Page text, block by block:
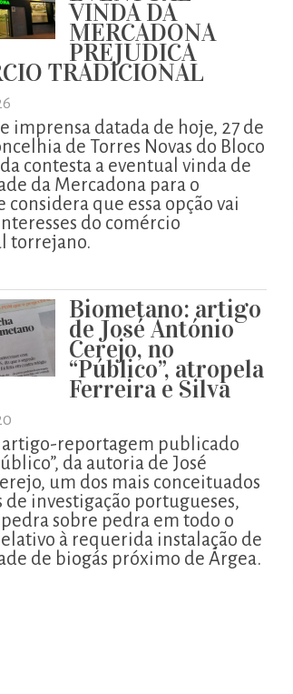
VINDA DA
MERCADONA
PREJUDICA
TRADICIONAL
imprensa datada de hoje, 27 de
de Torres Novas do Bloco
contesta a eventual vinda de
da Mercadona para o
considera que essa opção vai
do comércio
torrejano.
Biometano: artigo
de José António
Cerejo, no
“Público”, atropela
Ferreira e Silva
artigo-reportagem publicado
da autoria de José
um dos mais conceituados
investigação portugueses,
sobre pedra em todo o
à requerida instalação de
de biogás próximo de Árgea.